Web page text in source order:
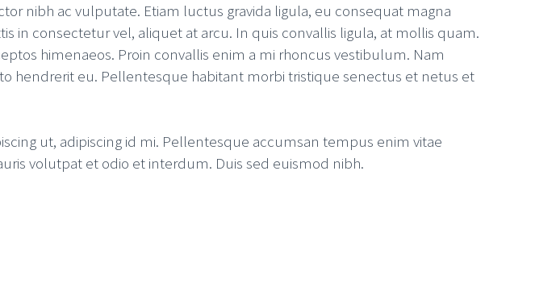
nibh ac vulputate. Etiam luctus gravida ligula, eu consequat magna
in consectetur vel, aliquet at arcu. In quis convallis ligula, at mollis quam.
himenaeos. Proin convallis enim a mi rhoncus vestibulum. Nam
hendrerit eu. Pellentesque habitant morbi tristique senectus et netus et
ut, adipiscing id mi. Pellentesque accumsan tempus enim vitae
volutpat et odio et interdum. Duis sed euismod nibh.